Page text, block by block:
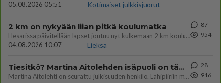
05.08.2026 05:51
Kotimaiset julkkisjuorut
2 km on nykyään liian pitkä koulumatka
Hesarissa päivitellään lapset joutuu nyt kulkemaan 2 km kouluun jösses. Ruostefillarilla tuo matka menee vaikka miten äk
04.08.2026 10:07
Lieksa
87
954
Tiesitkö? Martina Aitolehden isäpuoli on tämä suosittu laulaja
Martina Aitolehti on seurattu julkisuuden henkilö. Lähipiiriin mahtuu muitakin tunnettuja henkilöitä. Tiesitkö, että Ma
28
916